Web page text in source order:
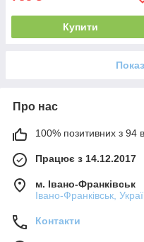
Купити
Про нас
100% позитивних з 94
Працює з 14.12.2017
м. Івано-Франківськ
Івано-Франківськ,
Контакти